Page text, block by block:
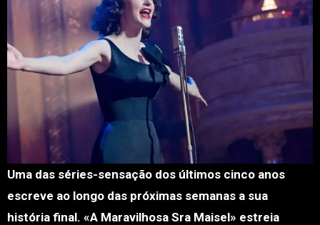
Uma das séries-sensação dos últimos cinco anos
escreve ao longo das próximas semanas a sua
história final. «A Maravilhosa Sra Maisel» estreia